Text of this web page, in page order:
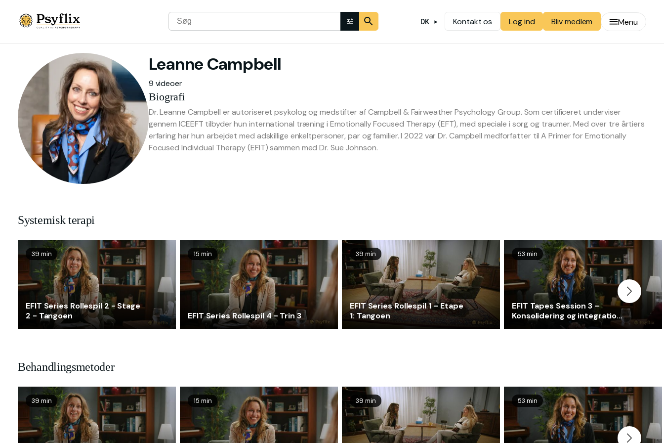
DK Kontakt os Log ind Bliv medlem Menu
Leanne Campbell
9 videoer
Biografi
Dr. Leanne Campbell er autoriseret psykolog og medstifter af Campbell & Fairweather Psychology Group. Som certificeret underviser
gennem ICEEFT tilbyder hun international træning i Emotionally Focused Therapy (EFT), med speciale i sorg og traumer. Med over tre årtiers
erfaring har hun arbejdet med adskillige enkeltpersoner, par og familier. I 2022 var Dr. Campbell medforfatter til A Primer for Emotionally
Focused Individual Therapy (EFIT) sammen med Dr. Sue Johnson.
Systemisk terapi
39 min
EFIT Series Rollespil 2 - Stage
2 - Tangoen
15 min
EFIT Series Rollespil 4 - Trin 3
39 min
EFIT Series Rollespil 1 – Etape
1: Tangoen
53 min
EFIT Tapes Session 3 –
Konsolidering og integration
af fremskridt: Ophold i
Behandlingsmetoder
39 min 15 min 39 min 53 min